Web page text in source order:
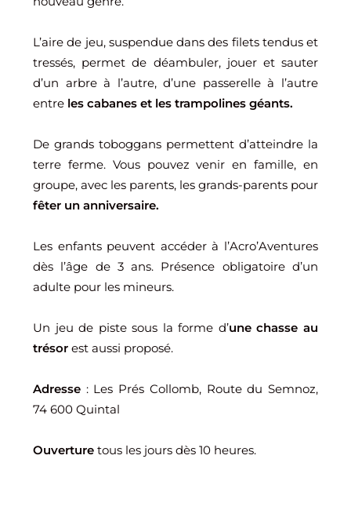
L’aire de jeu, suspendue dans des filets tendus et
tressés, permet de déambuler, jouer et sauter
d’un arbre à l’autre, d’une passerelle à l’autre
entre les cabanes et les trampolines géants.
De grands toboggans permettent d’atteindre la
terre ferme. Vous pouvez venir en famille, en
groupe, avec les parents, les grands-parents pour
fêter un anniversaire.
Les enfants peuvent accéder à l’Acro’Aventures
dès l’âge de 3 ans. Présence obligatoire d’un
adulte pour les mineurs.
Un jeu de piste sous la forme d’une chasse au
trésor est aussi proposé.
Adresse : Les Prés Collomb, Route du Semnoz,
74 600 Quintal
Ouverture tous les jours dès 10 heures.